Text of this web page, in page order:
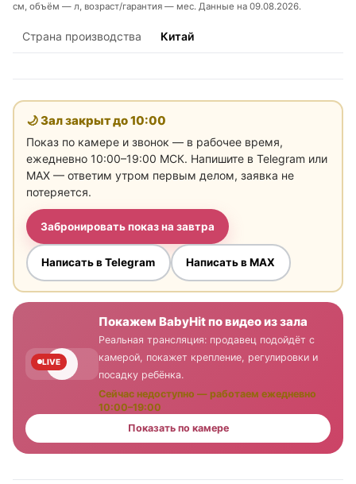
см, объём — л, возраст/гарантия — мес. Данные на 09.08.2026.
Страна производства Китай
🌙 Зал закрыт до10:00
Показ по камере и звонок — в рабочее время,
ежедневно 10:00–19:00 МСК. Напишите в Telegram или
MAX — ответим утром первым делом, заявка не
потеряется.
Забронировать показ на завтра
Написать в Telegram Написать в MAX
LIVE
Покажем BabyHit по видео из зала
Реальная трансляция: продавец подойдёт с
камерой, покажет крепление, регулировки и
посадку ребёнка.
Сейчас недоступно — работаем ежедневно
10:00–19:00
Показать по камере